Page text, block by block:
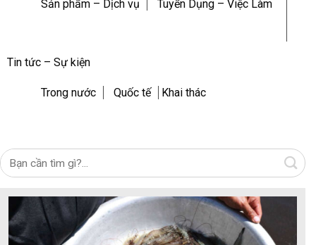
Sản phẩm – Dịch vụ Tuyển Dụng – Việc Làm
Tin tức – Sự kiện
Trong nước Quốc tế Khai thác